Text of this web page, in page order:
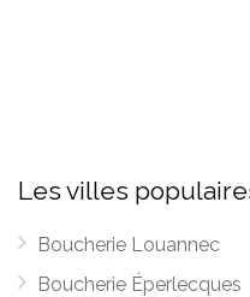
Les villes
Boucherie Louannec
Boucherie Éperlecques